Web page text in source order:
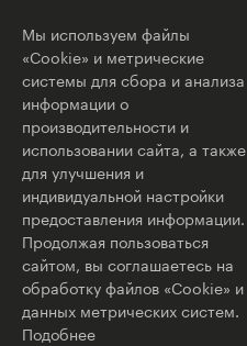
Мы используем файлы
«Cookie» и метрические
системы для сбора и анализа
информации о
производительности и
использовании сайта, а также
для улучшения и
индивидуальной настройки
предоставления информации.
Продолжая пользоваться
сайтом, вы соглашаетесь на
обработку файлов «Cookie» и
данных метрических систем.
Подобнее